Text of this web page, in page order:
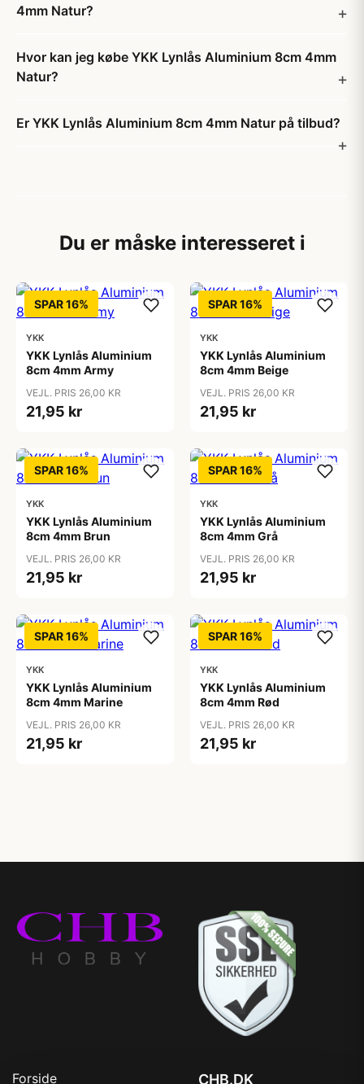
4mm Natur?
Hvor kan jeg købe YKK Lynlås Aluminium 8cm 4mm
Natur?
Er YKK Lynlås Aluminium 8cm 4mm Natur på tilbud?
Du er måske interesseret i
SPAR 16%
YKK
YKK Lynlås Aluminium
8cm 4mm Army
VEJL. PRIS 26,00 KR
21,95 kr
SPAR 16%
YKK
YKK Lynlås Aluminium
8cm 4mm Beige
VEJL. PRIS 26,00 KR
21,95 kr
SPAR 16%
YKK
YKK Lynlås Aluminium
8cm 4mm Brun
VEJL. PRIS 26,00 KR
21,95 kr
SPAR 16%
YKK
YKK Lynlås Aluminium
8cm 4mm Grå
VEJL. PRIS 26,00 KR
21,95 kr
SPAR 16%
YKK
YKK Lynlås Aluminium
8cm 4mm Marine
VEJL. PRIS 26,00 KR
21,95 kr
SPAR 16%
YKK
YKK Lynlås Aluminium
8cm 4mm Rød
VEJL. PRIS 26,00 KR
21,95 kr
Forside CHB.DK